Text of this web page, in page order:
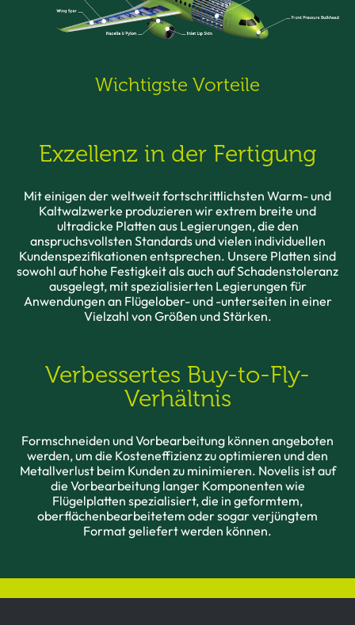
Wichtigste Vorteile
Exzellenz in der Fertigung
Mit einigen der weltweit fortschrittlichsten Warm- und
Kaltwalzwerke produzieren wir extrem breite und
ultradicke Platten aus Legierungen, die den
anspruchsvollsten Standards und vielen individuellen
Kundenspezifikationen entsprechen. Unsere Platten sind
sowohl auf hohe Festigkeit als auch auf Schadenstoleranz
ausgelegt, mit spezialisierten Legierungen für
Anwendungen an Flügelober- und -unterseiten in einer
Vielzahl von Größen und Stärken.
Verbessertes Buy-to-Fly-
Verhältnis
Formschneiden und Vorbearbeitung können angeboten
werden, um die Kosteneffizienz zu optimieren und den
Metallverlust beim Kunden zu minimieren. Novelis ist auf
die Vorbearbeitung langer Komponenten wie
Flügelplatten spezialisiert, die in geformtem,
oberflächenbearbeitetem oder sogar verjüngtem
Format geliefert werden können.